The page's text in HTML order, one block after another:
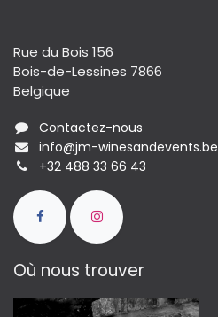
Rue du Bois 156
Bois-de-Lessines 7866
Belgique
Contactez-nous
info@jm-winesandevents.be
+32 488 33 66 43
Où nous trouver